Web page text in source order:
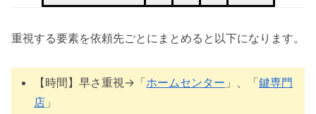
重視する要素を依頼先ごとにまとめると以下になります。
【時間】早さ重視→「ホームセンター 」、「鍵専門
店 」